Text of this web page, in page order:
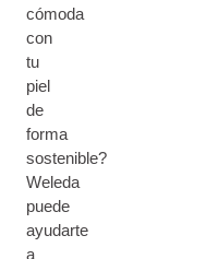
cómoda
con
tu
piel
de
forma
sostenible?
Weleda
puede
ayudarte
a